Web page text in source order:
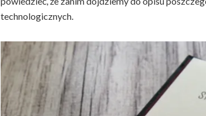
technologicznych.